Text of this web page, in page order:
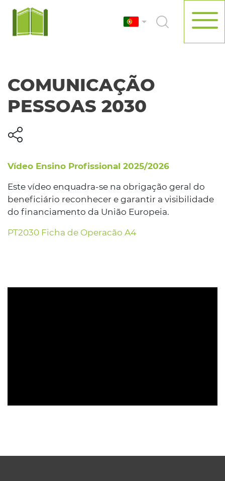
COMUNICAÇÃO
PESSOAS 2030
Vídeo Ensino Profissional 2025/2026
Este vídeo enquadra-se na obrigação geral do
beneficiário reconhecer e garantir a visibilidade
do financiamento da União Europeia.
PT2030 Ficha de Operacão A4